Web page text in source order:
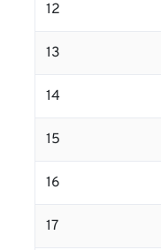
12
13
14
15
16
17